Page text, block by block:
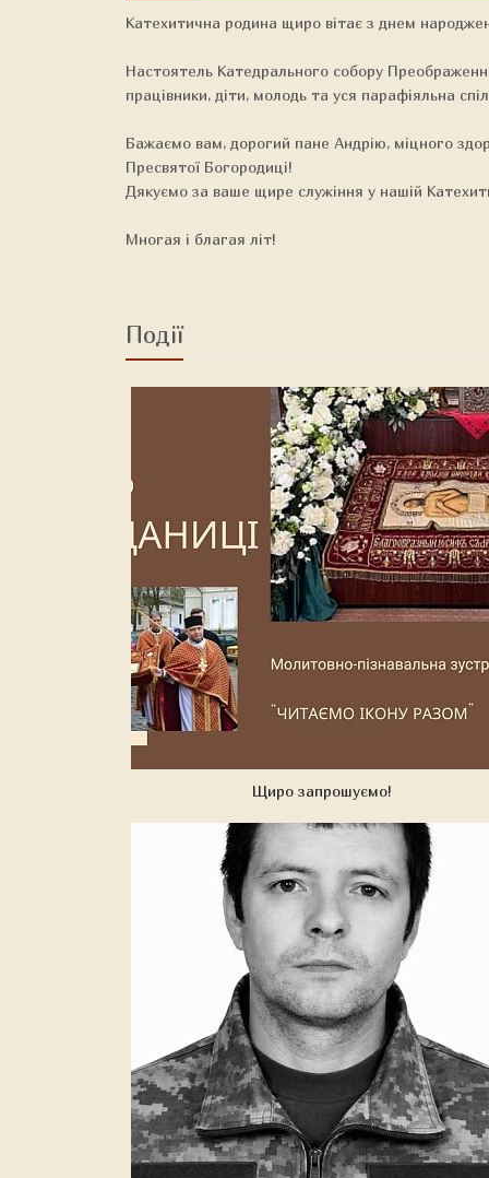
Катехитична родина щиро вітає з днем
Настоятель Катедрального собору
працівники, діти, молодь та уся парафіяльна
Бажаємо вам, дорогий пане Андрію, міцного
Пресвятої Богородиці!
Дякуємо за ваше щире служіння у нашій
Многая і благая літ!
Події
Щиро запрошуємо!